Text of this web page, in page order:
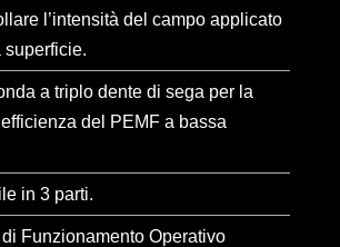
l’intensità del campo applicato
superficie.
a triplo dente di sega per la
del PEMF a bassa
in 3 parti.
Funzionamento Operativo